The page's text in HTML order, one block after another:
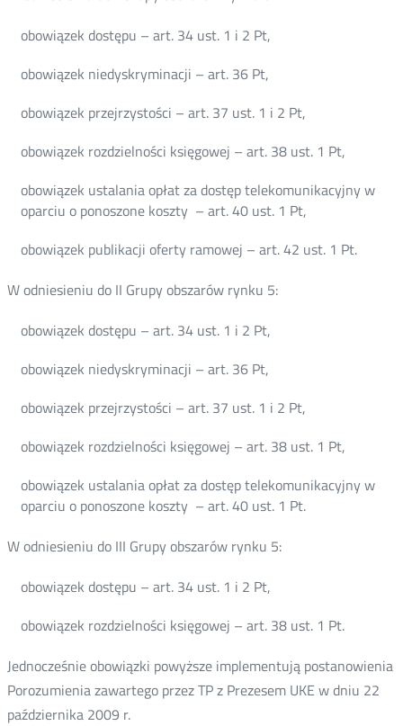
obowiązek dostępu – art. 34 ust. 1 i 2 Pt,
obowiązek niedyskryminacji – art. 36 Pt,
obowiązek przejrzystości – art. 37 ust. 1 i 2 Pt,
obowiązek rozdzielności księgowej – art. 38 ust. 1 Pt,
obowiązek ustalania opłat za dostęp telekomunikacyjny w
oparciu o ponoszone koszty – art. 40 ust. 1 Pt,
obowiązek publikacji oferty ramowej – art. 42 ust. 1 Pt.
W odniesieniu do II Grupy obszarów rynku 5:
obowiązek dostępu – art. 34 ust. 1 i 2 Pt,
obowiązek niedyskryminacji – art. 36 Pt,
obowiązek przejrzystości – art. 37 ust. 1 i 2 Pt,
obowiązek rozdzielności księgowej – art. 38 ust. 1 Pt,
obowiązek ustalania opłat za dostęp telekomunikacyjny w
oparciu o ponoszone koszty – art. 40 ust. 1 Pt.
W odniesieniu do III Grupy obszarów rynku 5:
obowiązek dostępu – art. 34 ust. 1 i 2 Pt,
obowiązek rozdzielności księgowej – art. 38 ust. 1 Pt.
Jednocześnie obowiązki powyższe implementują postanowienia
Porozumienia zawartego przez TP z Prezesem UKE w dniu 22
października 2009 r.